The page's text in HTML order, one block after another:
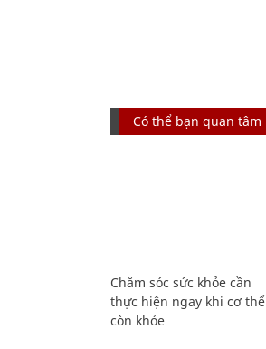
Có thể bạn quan tâm
Chăm sóc sức khỏe cần
thực hiện ngay khi cơ thể
còn khỏe